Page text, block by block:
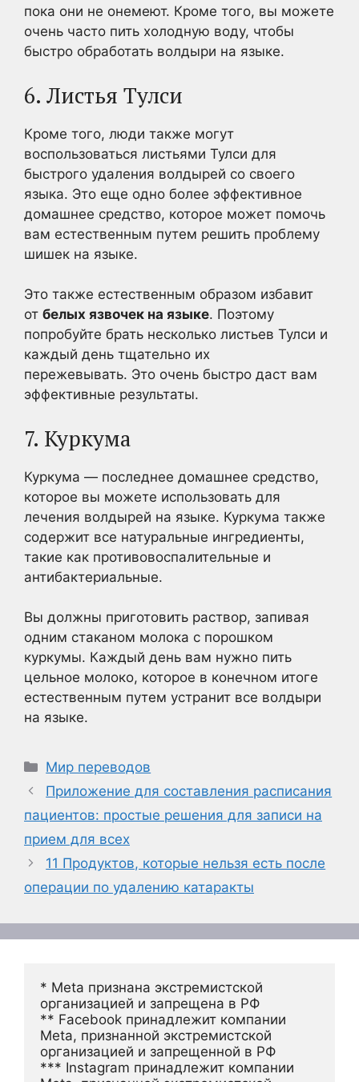
пока они не онемеют. Кроме того, вы можете
очень часто пить холодную воду, чтобы
быстро обработать волдыри на языке.
6. Листья Тулси
Кроме того, люди также могут
воспользоваться листьями Тулси для
быстрого удаления волдырей со своего
языка. Это еще одно более эффективное
домашнее средство, которое может помочь
вам естественным путем решить проблему
шишек на языке.
Это также естественным образом избавит
от белых язвочек на языке. Поэтому
попробуйте брать несколько листьев Тулси и
каждый день тщательно их
пережевывать. Это очень быстро даст вам
эффективные результаты.
7. Куркума
Куркума — последнее домашнее средство,
которое вы можете использовать для
лечения волдырей на языке. Куркума также
содержит все натуральные ингредиенты,
такие как противовоспалительные и
антибактериальные.
Вы должны приготовить раствор, запивая
одним стаканом молока с порошком
куркумы. Каждый день вам нужно пить
цельное молоко, которое в конечном итоге
естественным путем устранит все волдыри
на языке.
Рубрики
Мир переводов
Приложение для составления расписания
пациентов: простые решения для записи на
прием для всех
11 Продуктов, которые нельзя есть после
операции по удалению катаракты
* Meta признана экстремистской
организацией и запрещена в РФ
** Facebook принадлежит компании
Meta, признанной экстремистской
организацией и запрещенной в РФ
*** Instagram принадлежит компании